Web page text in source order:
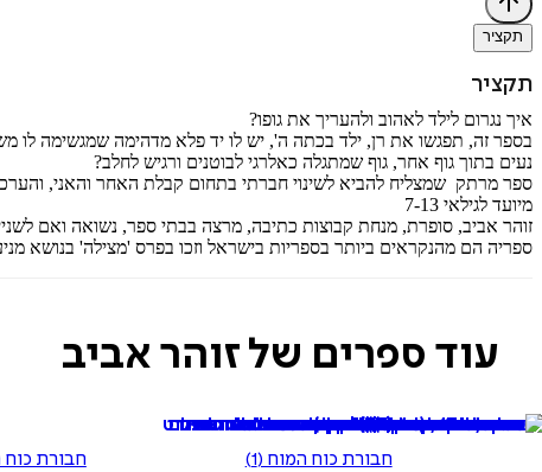
תקציר
תקציר
איך נגרום לילד לאהוב ולהעריך את גופו?
בספר זה, תפגשו את רן, ילד בכתה ה', יש לו יד פלא מדהימה שמגשימה לו
נעים בתוך גוף אחר, גוף שמתגלה כאלרגי לבוטנים ורגיש לחלב?
ספר מרתק שמצליח להביא לשינוי חברתי בתחום קבלת האחר והאני,
מיועד לגילאי 7-13
ספריה הם מהנקראים ביותר בספריות בישראל וזכו בפרס 'מצילה' בנושא
עוד ספרים של זוהר אביב
חבורת כוח המוח (1)